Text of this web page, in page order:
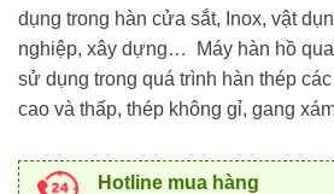
dụng trong hàn cửa sắt, Inox, vật
nghiệp, xây dựng… Máy hàn hồ
sử dụng trong quá trình hàn thép
cao và thấp, thép không gỉ, gang
Hotline mua hàng